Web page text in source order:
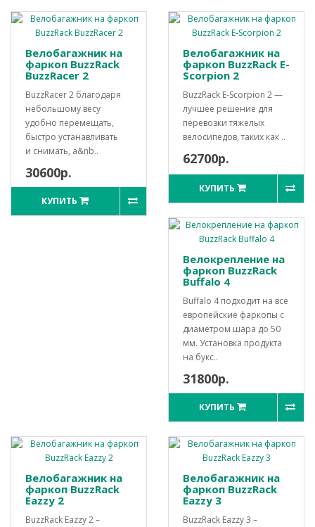
Велобагажник на
фаркоп BuzzRack
BuzzRacer 2
BuzzRacer 2 благодаря
небольшому весу
удобно перемещать,
быстро устанавливать
и снимать, а&nb..
30600р.
КУПИТЬ
Велобагажник на
фаркоп BuzzRack E-
Scorpion 2
BuzzRack E-Scorpion 2 —
лучшее решение для
перевозки тяжелых
велосипедов, таких как ..
62700р.
КУПИТЬ
Велокрепление на
фаркоп BuzzRack
Buffalo 4
Buffalo 4 подходит на все
европейские фаркопы с
диаметром шара до 50
мм. Установка продукта
на букс..
31800р.
КУПИТЬ
Велобагажник на
фаркоп BuzzRack
Eazzy 2
BuzzRack Eazzy 2 –
Велобагажник на
фаркоп BuzzRack
Eazzy 3
BuzzRack Eazzy 3 –